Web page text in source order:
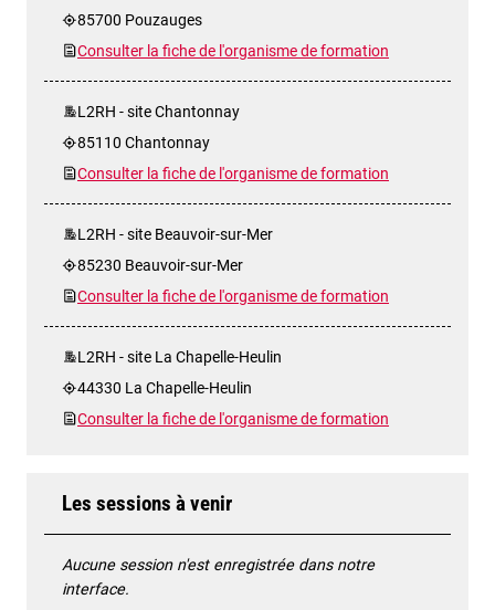
85700 Pouzauges
Consulter la fiche de l'organisme de formation
L2RH - site Chantonnay
85110 Chantonnay
Consulter la fiche de l'organisme de formation
L2RH - site Beauvoir-sur-Mer
85230 Beauvoir-sur-Mer
Consulter la fiche de l'organisme de formation
L2RH - site La Chapelle-Heulin
44330 La Chapelle-Heulin
Consulter la fiche de l'organisme de formation
Les sessions à venir
Aucune session n'est enregistrée dans notre
interface.